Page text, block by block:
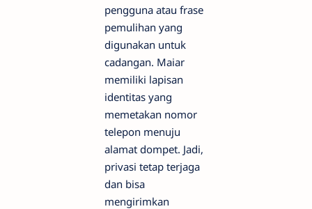
pengguna atau frase
pemulihan yang
digunakan untuk
cadangan. Maiar
memiliki lapisan
identitas yang
memetakan nomor
telepon menuju
alamat dompet. Jadi,
privasi tetap terjaga
dan bisa
mengirimkan